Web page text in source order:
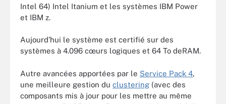
Intel 64) Intel Itanium et les systèmes IBM Power
et IBM z.
Aujourd’hui le système est certifié sur des
systèmes à 4.096 cœurs logiques et 64 To deRAM.
Autre avancées apportées par le Service Pack 4,
une meilleure gestion du clustering (avec des
composants mis à jour pour les mettre au même